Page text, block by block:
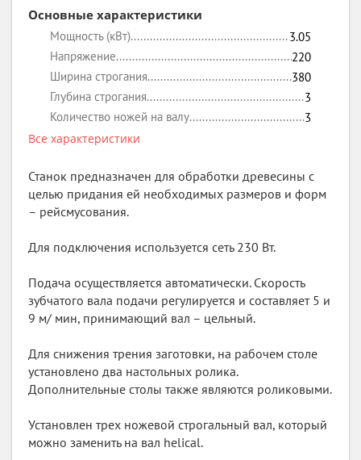
Основные характеристики
Мощность (кВт)
3.05
Напряжение
220
Ширина строгания
380
Глубина строгания
3
Количество ножей на валу
3
Все характеристики
Станок предназначен для обработки древесины с
целью придания ей необходимых размеров и форм
– рейсмусования.
Для подключения используется сеть 230 Вт.
Подача осуществляется автоматически. Скорость
зубчатого вала подачи регулируется и составляет 5 и
9 м/ мин, принимающий вал – цельный.
Для снижения трения заготовки, на рабочем столе
установлено два настольных ролика.
Дополнительные столы также являются роликовыми.
Установлен трех ножевой строгальный вал, который
можно заменить на вал helical.